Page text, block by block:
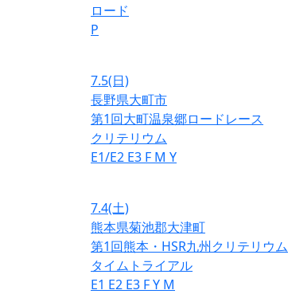
ロード
P
7.5(日)
長野県大町市
第1回大町温泉郷ロードレース
クリテリウム
E1/E2 E3 F M Y
7.4(土)
熊本県菊池郡大津町
第1回熊本・HSR九州クリテリウム
タイムトライアル
E1 E2 E3 FY M